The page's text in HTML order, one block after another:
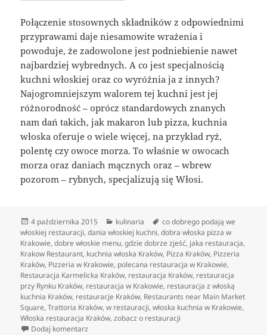
Połączenie stosownych składników z odpowiednimi
przyprawami daje niesamowite wrażenia i
powoduje, że zadowolone jest podniebienie nawet
najbardziej wybrednych. A co jest specjalnością
kuchni włoskiej oraz co wyróżnia ja z innych?
Najogromniejszym walorem tej kuchni jest jej
różnorodność – oprócz standardowych znanych
nam dań takich, jak makaron lub pizza, kuchnia
włoska oferuje o wiele więcej, na przykład ryż,
polentę czy owoce morza. To właśnie w owocach
morza oraz daniach mącznych oraz – wbrew
pozorom – rybnych, specjalizują się Włosi.
Data
publikacji
4 października 2015 Kategorie
kulinaria Tagi
co dobrego podają we
włoskiej restauracji,dania włoskiej kuchni,dobra włoska pizza w
Krakowie,dobre włoskie menu,gdzie dobrze zjeść, jaka restauracja,
Krakow Restaurant, kuchnia włoska Kraków, Pizza Kraków, Pizzeria
Kraków, Pizzeria w Krakowie, polecana restauracja w Krakowie,
Restauracja Karmelicka Kraków, restauracja Kraków, restauracja
przy Rynku Kraków, restauracja w Krakowie, restauracja z włoską
kuchnia Kraków, restauracje Kraków, Restaurants near Main Market
Square,Trattoria Kraków,w restauracji,włoska kuchnia w Krakowie,
Włoska restauracja Kraków,zobacz o restauracji
Dodaj komentarz